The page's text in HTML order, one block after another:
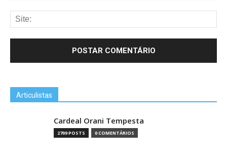
Articulistas
Cardeal Orani Tempesta
2709 POSTS 0 COMENTÁRIOS